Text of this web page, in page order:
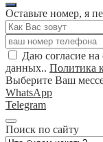
Оставьте номер, я
Даю согласие
данных.. Политика
Выберите Ваш
WhatsApp
Telegram
Поиск по сайту